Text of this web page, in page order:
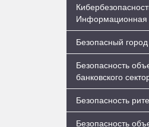
Информационная
Безопасный
Безопасность
банковского
Безопасность
Безопасность